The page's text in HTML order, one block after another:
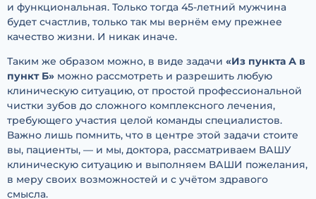
и функциональная. Только тогда 45-летний мужчина
будет счастлив, только так мы вернём ему прежнее
качество жизни. И никак иначе.
Таким же образом можно, в виде задачи «Из пункта А в
пункт Б» можно рассмотреть и разрешить любую
клиническую ситуацию, от простой профессиональной
чистки зубов до сложного комплексного лечения,
требующего участия целой команды специалистов.
Важно лишь помнить, что в центре этой задачи стоите
вы, пациенты, — и мы, доктора, рассматриваем ВАШУ
клиническую ситуацию и выполняем ВАШИ пожелания,
в меру своих возможностей и с учётом здравого
смысла.